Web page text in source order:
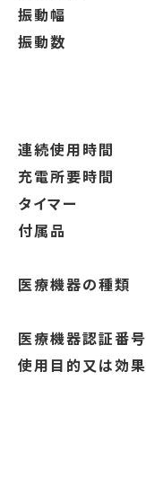
振動幅
振動数
連続使用時間
充電所要時間
タイマー
付属品
医療機器の種類
医療機器認証番号
使用目的又は効果